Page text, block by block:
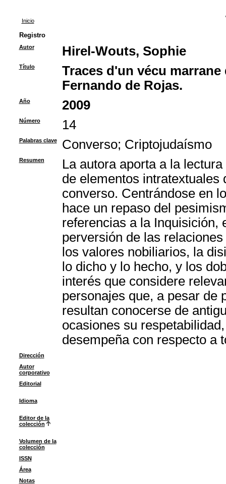
Inicio
Registro
Autor Hirel-Wouts, Sophie
Título
Traces d'un vécu
Fernando de Rojas.
Año 2009
Número 14
Palabras clave Converso; Criptojudaísmo
Resumen
La autora aporta a la
de elementos intratextuales
converso. Centrándose en
hace un repaso del
referencias a la Inquisición,
perversión de las
los valores nobiliarios, la
lo dicho y lo hecho, y los
interés que considere
personajes que, a pesar de
resultan conocerse de
ocasiones su
desempeña con respecto a
Dirección
Autor
corporativo
Editorial
Idioma
Editor de la
colección
Volumen de la
colección
ISSN
Área
Notas